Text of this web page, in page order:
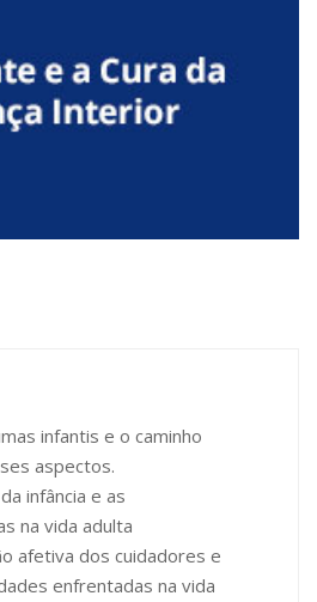
infantis e o caminho
aspectos.
infância e as
na vida adulta
afetiva dos cuidadores e
enfrentadas na vida